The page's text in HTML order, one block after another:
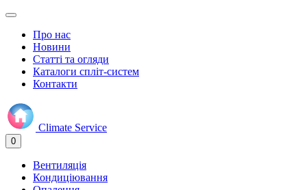
Про нас
Новини
Статті та огляди
Каталоги спліт-систем
Контакти
Climate Service
0
Вентиляція
Кондиціювання